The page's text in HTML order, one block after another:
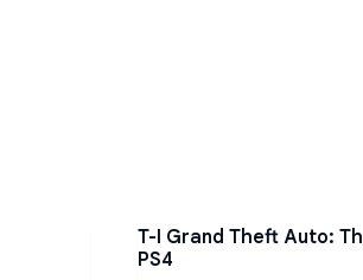
T-I Grand Theft Auto:
PS4